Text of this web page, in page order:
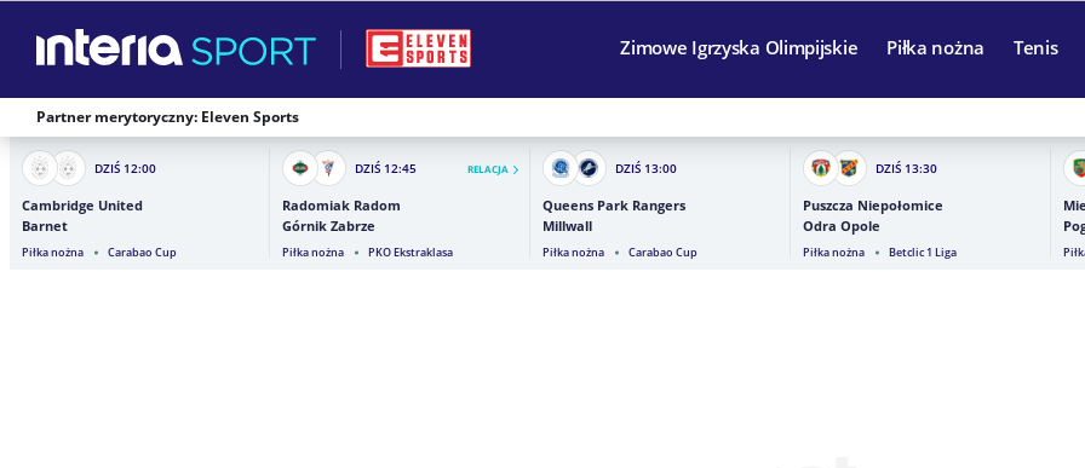
Zimowe Igrzyska Olimpijskie Piłka nożna Tenis
Partner merytoryczny: Eleven Sports
DZIŚ 12:00
Cambridge United
Barnet
Piłka nożna Carabao Cup
DZIŚ 12:45 RELACJA
Radomiak Radom
Górnik Zabrze
Piłka nożna PKO Ekstraklasa
DZIŚ 13:00
Queens Park Rangers
Millwall
Piłka nożna Carabao Cup
DZIŚ 13:30
Puszcza Niepołomice
Odra Opole
Piłka nożna Betclic 1 Liga